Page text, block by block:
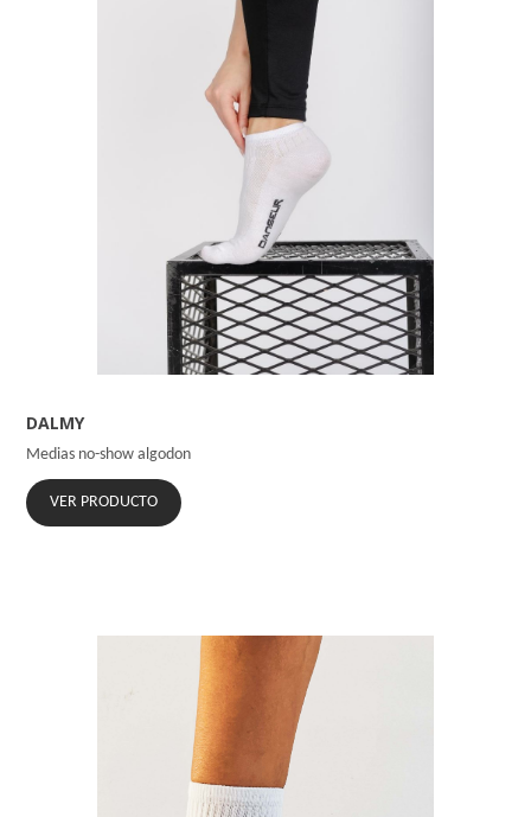
DALMY
Medias no-show algodon
VER PRODUCTO